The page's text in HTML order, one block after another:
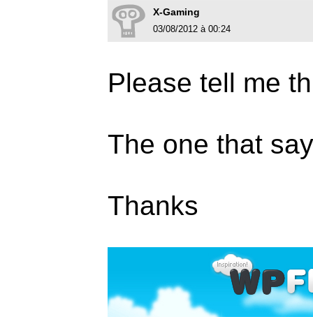
X-Gaming
03/08/2012 à 00:24
Please tell me
The one that
Thanks